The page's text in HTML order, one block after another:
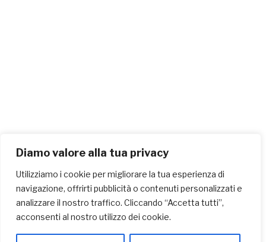
Diamo valore alla tua privacy
Utilizziamo i cookie per migliorare la tua esperienza di
navigazione, offrirti pubblicità o contenuti personalizzati e
analizzare il nostro traffico. Cliccando “Accetta tutti”,
acconsenti al nostro utilizzo dei cookie.